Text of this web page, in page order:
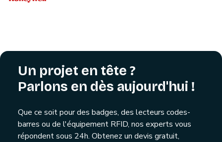
Un projet en tête ?
Parlons en dès aujourd'hui !
Que ce soit pour des badges, des lecteurs codes-
barres ou de l'équipement RFID, nos experts vous
répondent sous 24h. Obtenez un devis gratuit,